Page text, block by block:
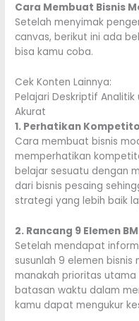
Cara Membuat Bisnis
Setelah menyimak
canvas, berikut ini ada
bisa kamu coba.
Cek Konten Lainnya:
Pelajari Deskriptif
Akurat
1. Perhatikan
Cara membuat bisnis
memperhatikan
belajar sesuatu dengan
dari bisnis pesaing
strategi yang lebih baik
2. Rancang 9 Elemen
Setelah mendapat
susunlah 9 elemen
manakah prioritas utama
batasan waktu dalam
kamu dapat mengukur